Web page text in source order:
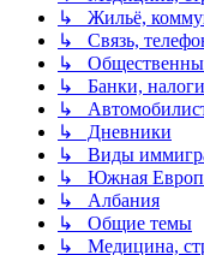
↳ Жильё,
↳ Связь,
↳
↳ Банки, налоги
↳
↳ Дневники
↳ Виды
↳ Южная
↳ Албания
↳ Общие темы
↳ Медицина,